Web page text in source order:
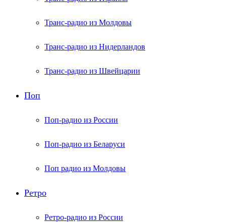
Транс-радио из Молдовы
Транс-радио из Нидерландов
Транс-радио из Швейцарии
Поп
Поп-радио из России
Поп-радио из Беларуси
Поп радио из Молдовы
Ретро
Ретро-радио из России